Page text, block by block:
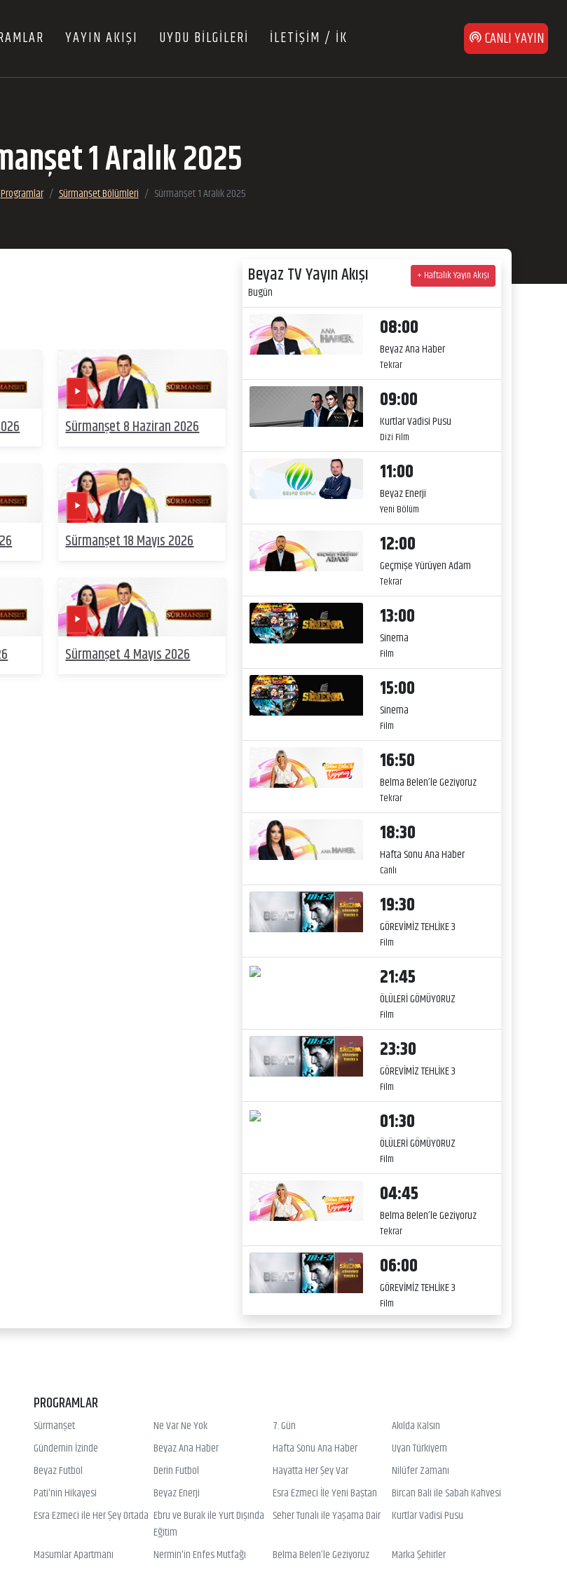
YAYIN AKIŞI UYDU BİLGİLERİ İLETİŞİM / İK CANLI YAYIN
1 Aralık 2025
Programlar Sürmanşet Bölümleri Sürmanşet 1 Aralık 2025
Sürmanşet 8 Haziran 2026
Sürmanşet 18 Mayıs 2026
Sürmanşet 4 Mayıs 2026
Beyaz TV Yayın Akışı
Bugün
+ Haftalık Yayın Akışı
08:00
Beyaz Ana Haber
Tekrar
09:00
Kurtlar Vadisi Pusu
Dizi Film
11:00
Beyaz Enerji
Yeni Bölüm
12:00
Geçmişe Yürüyen Adam
Tekrar
13:00
Sinema
Film
15:00
Sinema
Film
16:50
Belma Belen’le Geziyoruz
Tekrar
18:30
Hafta Sonu Ana Haber
Canlı
19:30
GÖREVİMİZ TEHLİKE 3
Film
21:45
ÖLÜLERİ GÖMÜYORUZ
Film
23:30
GÖREVİMİZ TEHLİKE 3
Film
01:30
ÖLÜLERİ GÖMÜYORUZ
Film
04:45
Belma Belen’le Geziyoruz
Tekrar
06:00
GÖREVİMİZ TEHLİKE 3
Film
PROGRAMLAR
Sürmanşet Ne Var Ne Yok 7. Gün
Akılda Kalsın
Gündemin İzinde
Beyaz Ana Haber Hafta Sonu Ana Haber
Uyan Türkiyem
Beyaz Futbol
Derin Futbol Hayatta Her Şey Var
Nilüfer Zamanı
Pati'nin Hikayesi
Beyaz Enerji Esra Ezmeci İle Yeni Baştan
Bircan Bali ile Sabah Kahvesi
Esra Ezmeci ile Her Şey Ortada Ebru ve Burak ile Yurt Dışında
Eğitim
Seher Tunalı ile Yaşama Dair Kurtlar Vadisi Pusu
Masumlar Apartmanı Nermin'in Enfes Mutfağı Belma Belen’le Geziyoruz
Marka Şehirler